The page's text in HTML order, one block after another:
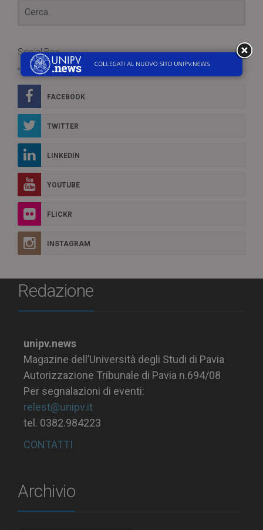
Social Box
FACEBOOK
TWITTER
LINKEDIN
YOUTUBE
FLICKR
INSTAGRAM
Redazione
unipv.news
Magazine dell’Università degli Studi di Pavia
Autorizzazione Tribunale di Pavia n.694/08
Per segnalazioni di eventi:
relest@unipv.it
tel. 0382.984223
CONTATTI
Archivio